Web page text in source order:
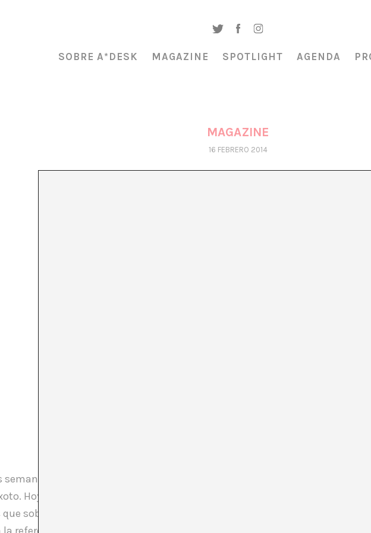
SOBRE A*DESK MAGAZINE SPOTLIGHT AGENDA
MAGAZINE
16 FEBRERO 2014
semanas en TV3 programaron un documental sobre Miralda, su obra y su
Hoy domingo os dejamos y recuperamos este seguimiento por el
sobre los que en A*DESK nos gusta pensar y dejarnos caer de tanto en